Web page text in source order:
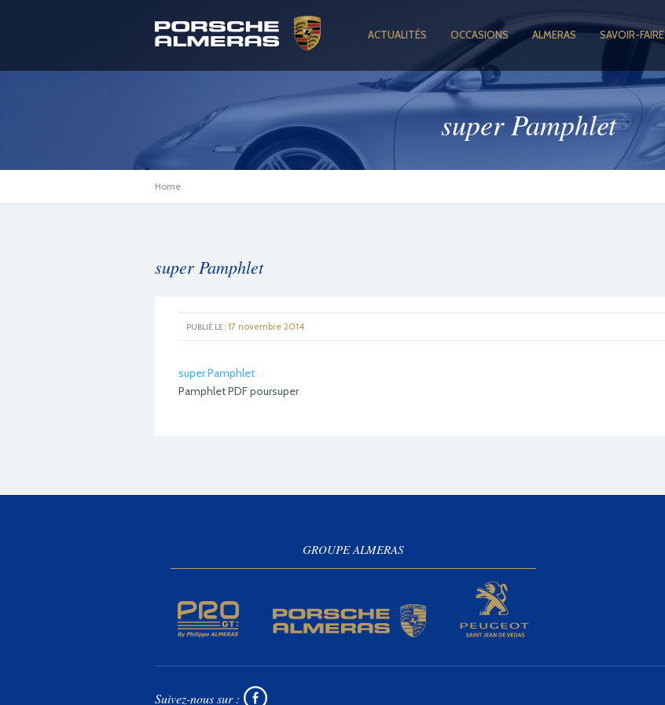
ACTUALITÉS OCCASIONS ALMERAS SAVOIR-FAIRE
super Pamphlet
Home
super Pamphlet
PUBLIÉ LE : 17 novembre 2014
super Pamphlet
Pamphlet PDF poursuper
GROUPE ALMERAS
Suivez-nous sur :